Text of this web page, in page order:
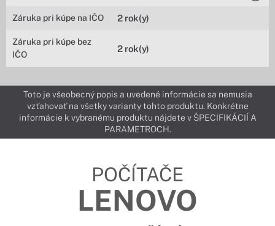
Záruka pri kúpe na IČO 2 rok(y)
Záruka pri kúpe bez
IČO
2 rok(y)
Toto je všeobecný popis a uvedené informácie sa nemusia
vzťahovať na všetky varianty tohto produktu. Konkrétne
informácie k vybranému produktu nájdete v ŠPECIFIKÁCIÍ A
PARAMETROCH.
POČÍTAČE
LENOVO